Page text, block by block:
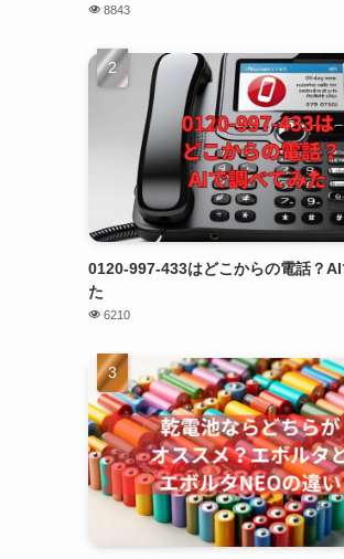
8843
0120-997-433はどこからの電話？
た
6210